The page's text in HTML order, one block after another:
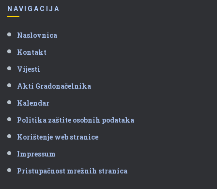
NAVIGACIJA
Naslovnica
Kontakt
Vijesti
Akti Gradonačelnika
Kalendar
Politika zaštite osobnih podataka
Korištenje web stranice
Impressum
Pristupačnost mrežnih stranica